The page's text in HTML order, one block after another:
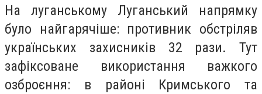
На луганському Луганський напрямку
було найгарячіше: противник обстріляв
українських захисників 32 рази. Тут
зафіксоване використання важкого
озброєння: в районі Кримського та